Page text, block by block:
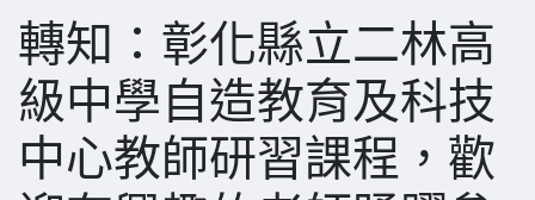
轉知：彰化縣立二林高
級中學自造教育及科技
中心教師研習課程，歡